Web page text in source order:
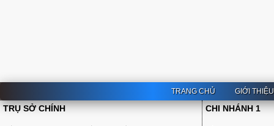
TRANG CHỦ GIỚI THIỆU
TRỤ SỞ CHÍNH CHI NHÁNH 1